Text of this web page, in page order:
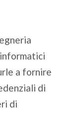
a fornire
di
di